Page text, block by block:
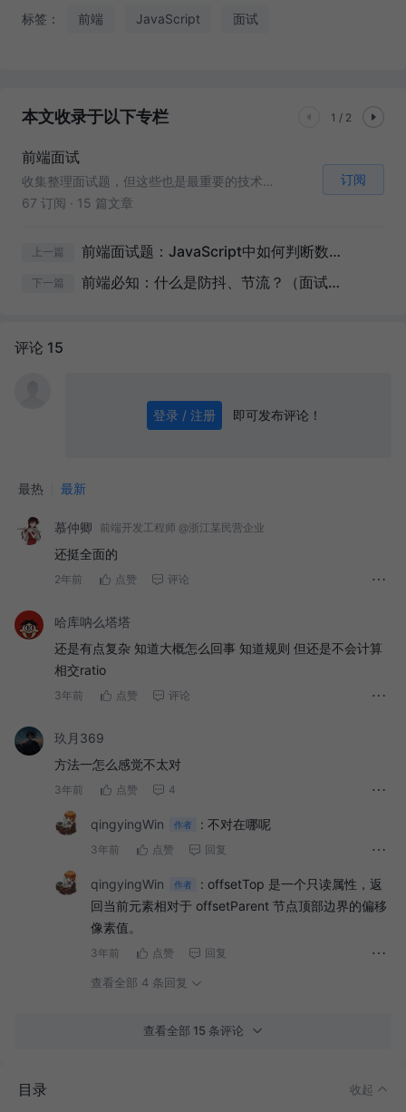
标签： 前端 JavaScript 面试
本文收录于以下专栏 1 / 2
前端面试
收集整理面试题，但这些也是最重要的技术点！不只是面试
67 订阅 · 15 篇文章
订阅
上一篇 前端面试题：JavaScript中如何判断数据类型？有哪些方法？
下一篇 前端必知：什么是防抖、节流？（面试题复习）
评论 15
登录 / 注册 即可发布评论！
最热 最新
慕仲卿 前端开发工程师 @浙江某民营企业
还挺全面的
2年前 点赞 评论
哈库呐么塔塔
还是有点复杂 知道大概怎么回事 知道规则 但还是不会计算
相交ratio
3年前 点赞 评论
玖月369
方法一怎么感觉不太对
3年前 点赞 4
qingyingWin 作者 : 不对在哪呢
3年前 点赞 回复
qingyingWin 作者 : offsetTop 是一个只读属性，返
回当前元素相对于 offsetParent 节点顶部边界的偏移
像素值。
3年前 点赞 回复
查看全部 4 条回复
查看全部 15 条评论
目录 收起